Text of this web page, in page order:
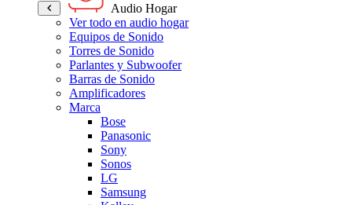
Audio Hogar
Ver todo en audio hogar
Equipos de Sonido
Torres de Sonido
Parlantes y Subwoofer
Barras de Sonido
Amplificadores
Marca
Bose
Panasonic
Sony
Sonos
LG
Samsung